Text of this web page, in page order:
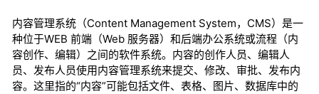
内容管理系统（Content Management System，CMS）是一
种位于WEB 前端（Web 服务器）和后端办公系统或流程（内
容创作、编辑）之间的软件系统。内容的创作人员、编辑人
员、发布人员使用内容管理系统来提交、修改、审批、发布内
容。这里指的“内容”可能包括文件、表格、图片、数据库中的